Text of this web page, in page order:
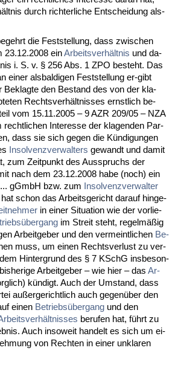
durch rich­ter­li­che Ent­schei­dung als­
die Fest­stel­lung, dass zwi­schen
23.12.2008 einAr­beits­verhält­nis und da­
i. S. v. § 256 Abs. 1 ZPO be­steht. Das
ei­ner als­bal­di­gen Fest­stel­lung er-gibt
Be­klag­te den Be­stand des von der kla­
Rechts­verhält­nis­ses ernst­lich be­
vom 15.11.2005 – 9 AZR 209/05 – NZA
recht­li­chen In­ter­es­se der kla­gen­den Par­
dass sie sich ge­gen die Kündi­gun­gen
In­sol­venz­ver­wal­ters ge­wandt und da­mit
zum Zeit­punkt des Aus­spruchs der
nach dem 23.12.2008 ha­be (noch) ein
gGmbH bzw. zum In­sol­venz­ver­wal­ter
schon das Ar­beits­ge­richt dar­auf hin­ge­
in ei­ner Si­tua­ti­on wie der vor­lie­
im Streit steht, re­gelmäßig
Ar­beit­ge­ber und den ver­meint­li­chen Be­
muss, um ei­nen Rechts­ver­lust zu ver­
Hin­ter­grund des § 7 KSchG ins­be­son­
Ar­beit­ge­ber – wie hier – das Ar­
kündigt. Auch der Um­stand, dass
außer­ge­richt­lich auch ge­genüber den
ei­nen Be­triebsüber­gang und den
be­ru­fen hat, führt zu
Auch in­so­weit han­delt es sich um ei­
von Rech­ten in ei­ner un­kla­ren